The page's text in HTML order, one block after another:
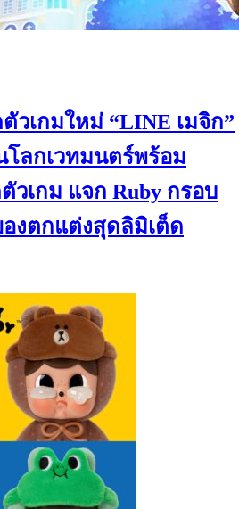
วเกมใหม่ “LINE เมจิก”
โลกเวทมนตร์พร้อม
วเกม แจก Ruby กรอบ
งตกแต่งสุดลิมิเต็ด